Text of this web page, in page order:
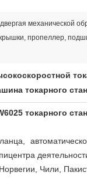
механической
пропеллер,
токарного
токарного
Чили,